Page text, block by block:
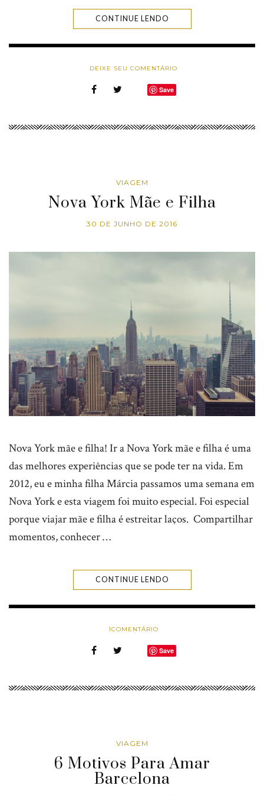
CONTINUE LENDO
DEIXE SEU COMENTÁRIO
Save
VIAGEM
Nova York Mãe e Filha
30 DE JUNHO DE 2016
Nova York mãe e filha! Ir a Nova York mãe e filha é uma
das melhores experiências que se pode ter na vida. Em
2012, eu e minha filha Márcia passamos uma semana em
Nova York e esta viagem foi muito especial. Foi especial
porque viajar mãe e filha é estreitar laços. Compartilhar
momentos, conhecer …
CONTINUE LENDO
1COMENTÁRIO
Save
VIAGEM
6 Motivos Para Amar
Barcelona